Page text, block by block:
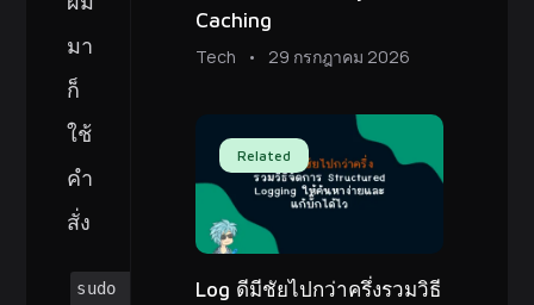
มา
ก็
ใช้
คำ
สั่ง
sudo
Caching
Tech 29 กรกฎาคม 2026
Related
Log ดีมีชัยไปกว่าครึ่งรวมวิธี